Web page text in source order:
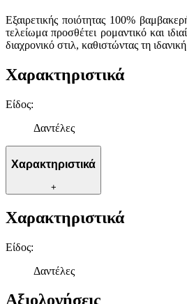
Εξαιρετικής ποιότητας 100%
τελείωμα προσθέτει ρομαντικό και
διαχρονικό στιλ, καθιστώντας τη
Χαρακτηριστικά
Είδος:
Δαντέλες
Χαρακτηριστικά
+
Χαρακτηριστικά
Είδος:
Δαντέλες
Αξιολογήσεις